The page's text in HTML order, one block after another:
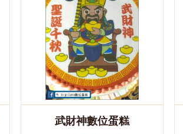
武財神數位蛋糕